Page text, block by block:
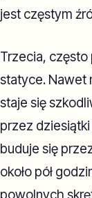
jest częstym
Trzecia, często
statyce. Nawet
staje się
przez
buduje się
około pół